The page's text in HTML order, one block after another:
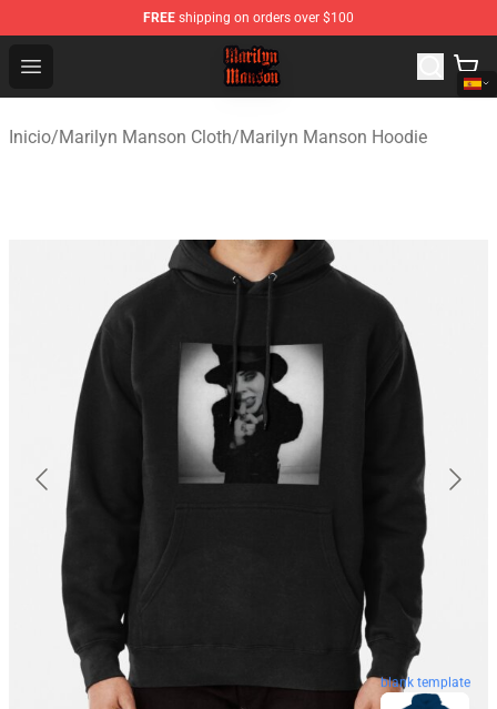
FREE shipping on orders over $100
Open menu
Marilyn Manson Shop - Official Marilyn Manson
Inicio/Marilyn Manson Cloth/Marilyn Manson Hoodie
blank template